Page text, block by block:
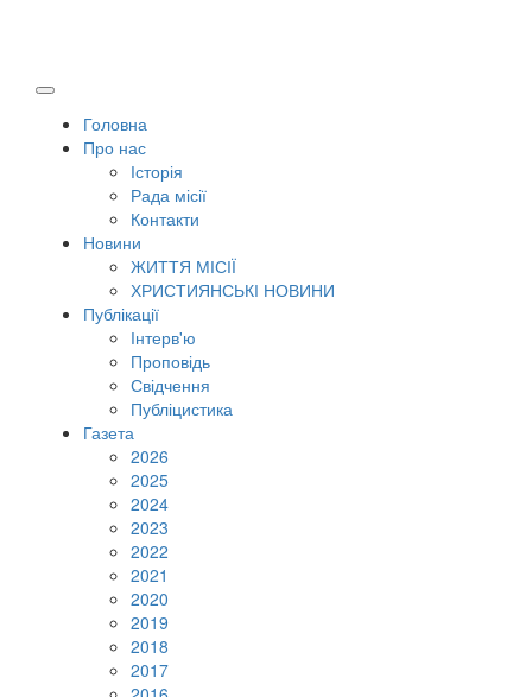
Головна
Про нас
Історія
Рада місії
Контакти
Новини
ЖИТТЯ МІСІЇ
ХРИСТИЯНСЬКІ НОВИНИ
Публікації
Інтерв'ю
Проповідь
Свідчення
Публіцистика
Газета
2026
2025
2024
2023
2022
2021
2020
2019
2018
2017